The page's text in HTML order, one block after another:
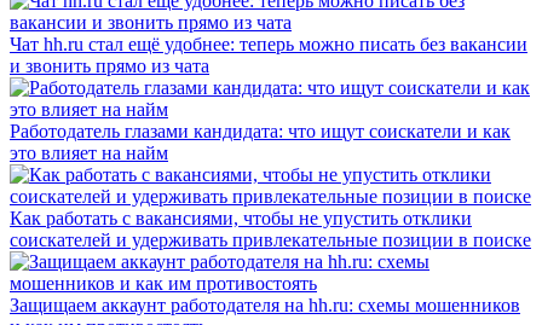
Чат hh.ru стал ещё удобнее: теперь можно писать без вакансии
и звонить прямо из чата
Работодатель глазами кандидата: что ищут соискатели и как
это влияет на найм
Как работать с вакансиями, чтобы не упустить отклики
соискателей и удерживать привлекательные позиции в поиске
Защищаем аккаунт работодателя на hh.ru: схемы мошенников